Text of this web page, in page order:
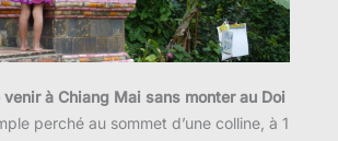
à Chiang Mai sans monter au Doi
perché au sommet d’une colline, à 1